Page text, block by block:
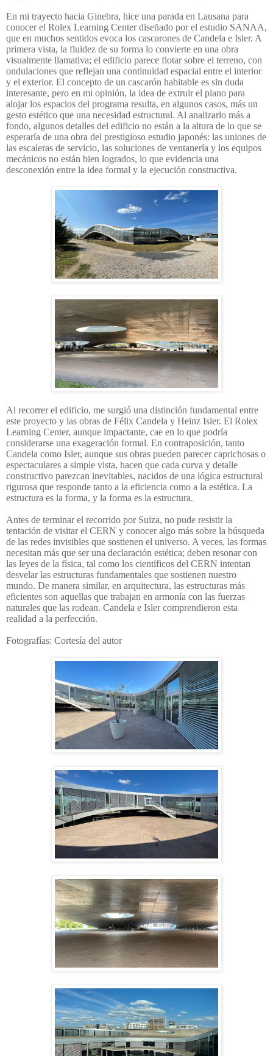
En mi trayecto hacia Ginebra, hice una parada en Lausana para
conocer el Rolex Learning Center diseñado por el estudio SANAA,
que en muchos sentidos evoca los cascarones de Candela e Isler. A
primera vista, la fluidez de su forma lo convierte en una obra
visualmente llamativa; el edificio parece flotar sobre el terreno, con
ondulaciones que reflejan una continuidad espacial entre el interior
y el exterior. El concepto de un cascarón habitable es sin duda
interesante, pero en mi opinión, la idea de extruir el plano para
alojar los espacios del programa resulta, en algunos casos, más un
gesto estético que una necesidad estructural. Al analizarlo más a
fondo, algunos detalles del edificio no están a la altura de lo que se
esperaría de una obra del prestigioso estudio japonés: las uniones de
las escaleras de servicio, las soluciones de ventanería y los equipos
mecánicos no están bien logrados, lo que evidencia una
desconexión entre la idea formal y la ejecución constructiva.
Al recorrer el edificio, me surgió una distinción fundamental entre
este proyecto y las obras de Félix Candela y Heinz Isler. El Rolex
Learning Center, aunque impactante, cae en lo que podría
considerarse una exageración formal. En contraposición, tanto
Candela como Isler, aunque sus obras pueden parecer caprichosas o
espectaculares a simple vista, hacen que cada curva y detalle
constructivo parezcan inevitables, nacidos de una lógica estructural
rigurosa que responde tanto a la eficiencia como a la estética. La
estructura es la forma, y la forma es la estructura.
Antes de terminar el recorrido por Suiza, no pude resistir la
tentación de visitar el CERN y conocer algo más sobre la búsqueda
de las redes invisibles que sostienen el universo. A veces, las formas
necesitan más que ser una declaración estética; deben resonar con
las leyes de la física, tal como los científicos del CERN intentan
desvelar las estructuras fundamentales que sostienen nuestro
mundo. De manera similar, en arquitectura, las estructuras más
eficientes son aquellas que trabajan en armonía con las fuerzas
naturales que las rodean. Candela e Isler comprendieron esta
realidad a la perfección.
Fotografías: Cortesía del autor